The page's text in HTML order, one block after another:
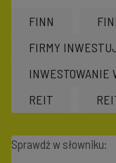
FINN
FIRMY
INWESTOWANIE
REIT
Sprawdź w słowniku: